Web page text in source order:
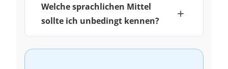
Welche sprachlichen Mittel
sollte ich unbedingt kennen?